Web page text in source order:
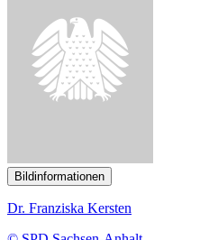
Bildinformationen
Dr. Franziska Kersten